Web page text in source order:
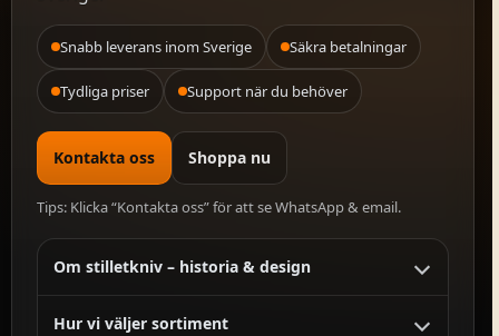
Snabb leverans inom Sverige Säkra betalningar
Tydliga priser Support när du behöver
Kontakta oss Shoppa nu
Tips: Klicka “Kontakta oss” för att se WhatsApp & email.
Om stilletkniv – historia & design
Hur vi väljer sortiment